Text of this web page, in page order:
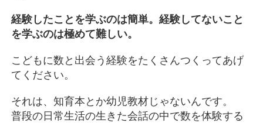
経験したことを学ぶのは簡単。経験してないこと
を学ぶのは極めて難しい。
こどもに数と出会う経験をたくさんつくってあげ
てください。
それは、知育本とか幼児教材じゃないんです。
普段の日常生活の生きた会話の中で数を体験する